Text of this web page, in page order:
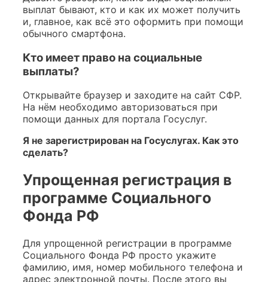
выплат бывают, кто и как их может получить
и, главное, как всё это оформить при помощи
обычного смартфона.
Кто имеет право на социальные
выплаты?
Открывайте браузер и заходите на сайт СФР.
На нём необходимо авторизоваться при
помощи данных для портала Госуслуг.
Я не зарегистрирован на Госуслугах. Как это
сделать?
Упрощенная регистрация в
программе Социального
Фонда РФ
Для упрощенной регистрации в программе
Социального Фонда РФ просто укажите
фамилию, имя, номер мобильного телефона и
адрес электронной почты. После этого вы